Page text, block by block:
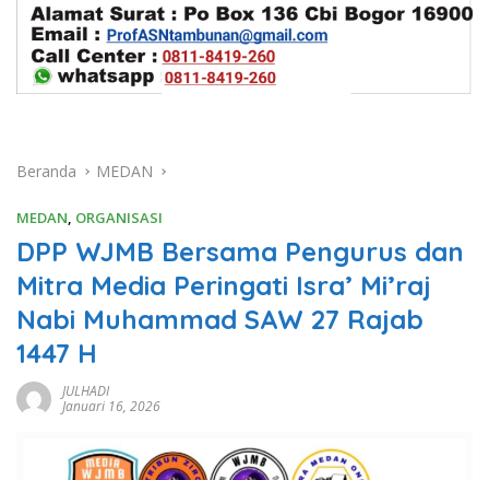
Beranda MEDAN
MEDAN, ORGANISASI
DPP WJMB Bersama Pengurus dan
Mitra Media Peringati Isra’ Mi’raj
Nabi Muhammad SAW 27 Rajab
1447 H
JULHADI
Januari 16, 2026